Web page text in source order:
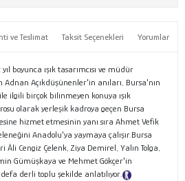
ve Teslimat Taksit Seçenekleri Yorumlar
boyunca ışık tasarımcısı ve müdür
Adnan Açıkdüşünenler'in anıları, Bursa'nın
ilgili birçok bilinmeyen konuya ışık
olarak yerleşik kadroya geçen Bursa
hizmet etmesinin yanı sıra Ahmet Vefik
Anadolu'ya yaymaya çalışır.Bursa
Cengiz Çelenk, Ziya Demirel, Yalın Tolga,
Gümüşkaya ve Mehmet Gökçer'in
derli toplu şekilde anlatılıyor.